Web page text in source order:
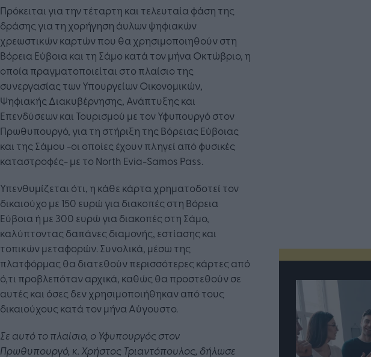
Πρόκειται για την τέταρτη και τελευταία φάση της
δράσης για τη χορήγηση άυλων ψηφιακών
χρεωστικών καρτών που θα χρησιμοποιηθούν στη
Βόρεια Εύβοια και τη Σάμο κατά τον μήνα Οκτώβριο, η
οποία πραγματοποιείται στο πλαίσιο της
συνεργασίας των Υπουργείων Οικονομικών,
Ψηφιακής Διακυβέρνησης, Ανάπτυξης και
Επενδύσεων και Τουρισμού με τον Υφυπουργό στον
Πρωθυπουργό, για τη στήριξη της Βόρειας Εύβοιας
και της Σάμου -οι οποίες έχουν πληγεί από φυσικές
καταστροφές- με το North Evia-Samos Pass.
Υπενθυμίζεται ότι, η κάθε κάρτα χρηματοδοτεί τον
δικαιούχο με 150 ευρώ για διακοπές στη Βόρεια
Εύβοια ή με 300 ευρώ για διακοπές στη Σάμο,
καλύπτοντας δαπάνες διαμονής, εστίασης και
τοπικών μεταφορών. Συνολικά, μέσω της
πλατφόρμας θα διατεθούν περισσότερες κάρτες από
ό,τι προβλεπόταν αρχικά, καθώς θα προστεθούν σε
αυτές και όσες δεν χρησιμοποιήθηκαν από τους
δικαιούχους κατά τον μήνα Αύγουστο.
Σε αυτό το πλαίσιο, ο Υφυπουργός στον
Πρωθυπουργό, κ. Χρήστος Τριαντόπουλος, δήλωσε